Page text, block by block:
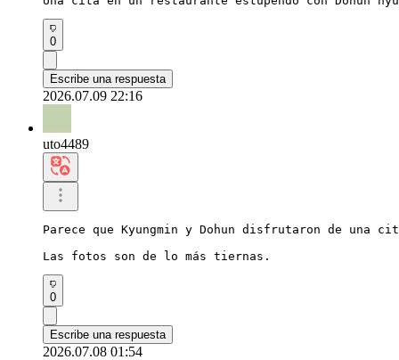
0
Escribe una respuesta
2026.07.09 22:16
uto4489
Parece que Kyungmin y Dohun disfrutaron de una
Las fotos son de lo más tiernas.
0
Escribe una respuesta
2026.07.08 01:54